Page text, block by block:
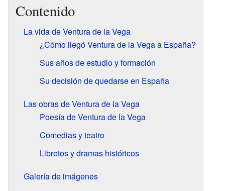
Contenido
La vida de Ventura de la Vega
¿Cómo llegó Ventura de la Vega a España?
Sus años de estudio y formación
Su decisión de quedarse en España
Las obras de Ventura de la Vega
Poesía de Ventura de la Vega
Comedias y teatro
Libretos y dramas históricos
Galería de imágenes